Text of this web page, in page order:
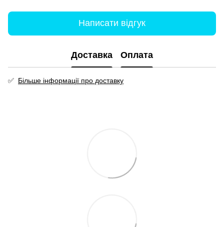
Написати відгук
Доставка Оплата
✅ Більше інформації про доставку